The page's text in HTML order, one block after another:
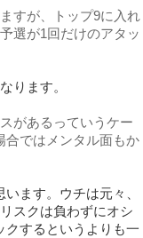
すが、トップ9に入れ
選が1回だけのアタッ
ります。
があるっていうケー
合ではメンタル面もか
ます。ウチは元々、
スクは負わずにオシ
クするというよりも一